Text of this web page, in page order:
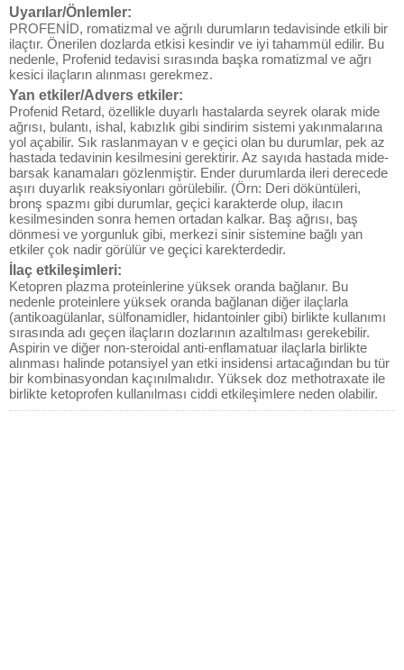
Uyarılar/Önlemler:
PROFENİD, romatizmal ve ağrılı durumların tedavisinde etkili bir
ilaçtır. Önerilen dozlarda etkisi kesindir ve iyi tahammül edilir. Bu
nedenle, Profenid tedavisi sırasında başka romatizmal ve ağrı
kesici ilaçların alınması gerekmez.
Yan etkiler/Advers etkiler:
Profenid Retard, özellikle duyarlı hastalarda seyrek olarak mide
ağrısı, bulantı, ishal, kabızlık gibi sindirim sistemi yakınmalarına
yol açabilir. Sık raslanmayan v e geçici olan bu durumlar, pek az
hastada tedavinin kesilmesini gerektirir. Az sayıda hastada mide-
barsak kanamaları gözlenmiştir. Ender durumlarda ileri derecede
aşırı duyarlık reaksiyonları görülebilir. (Örn: Deri döküntüleri,
bronş spazmı gibi durumlar, geçici karakterde olup, ilacın
kesilmesinden sonra hemen ortadan kalkar. Baş ağrısı, baş
dönmesi ve yorgunluk gibi, merkezi sinir sistemine bağlı yan
etkiler çok nadir görülür ve geçici karekterdedir.
İlaç etkileşimleri:
Ketopren plazma proteinlerine yüksek oranda bağlanır. Bu
nedenle proteinlere yüksek oranda bağlanan diğer ilaçlarla
(antikoagülanlar, sülfonamidler, hidantoinler gibi) birlikte kullanımı
sırasında adı geçen ilaçların dozlarının azaltılması gerekebilir.
Aspirin ve diğer non-steroidal anti-enflamatuar ilaçlarla birlikte
alınması halinde potansiyel yan etki insidensi artacağından bu tür
bir kombinasyondan kaçınılmalıdır. Yüksek doz methotraxate ile
birlikte ketoprofen kullanılması ciddi etkileşimlere neden olabilir.